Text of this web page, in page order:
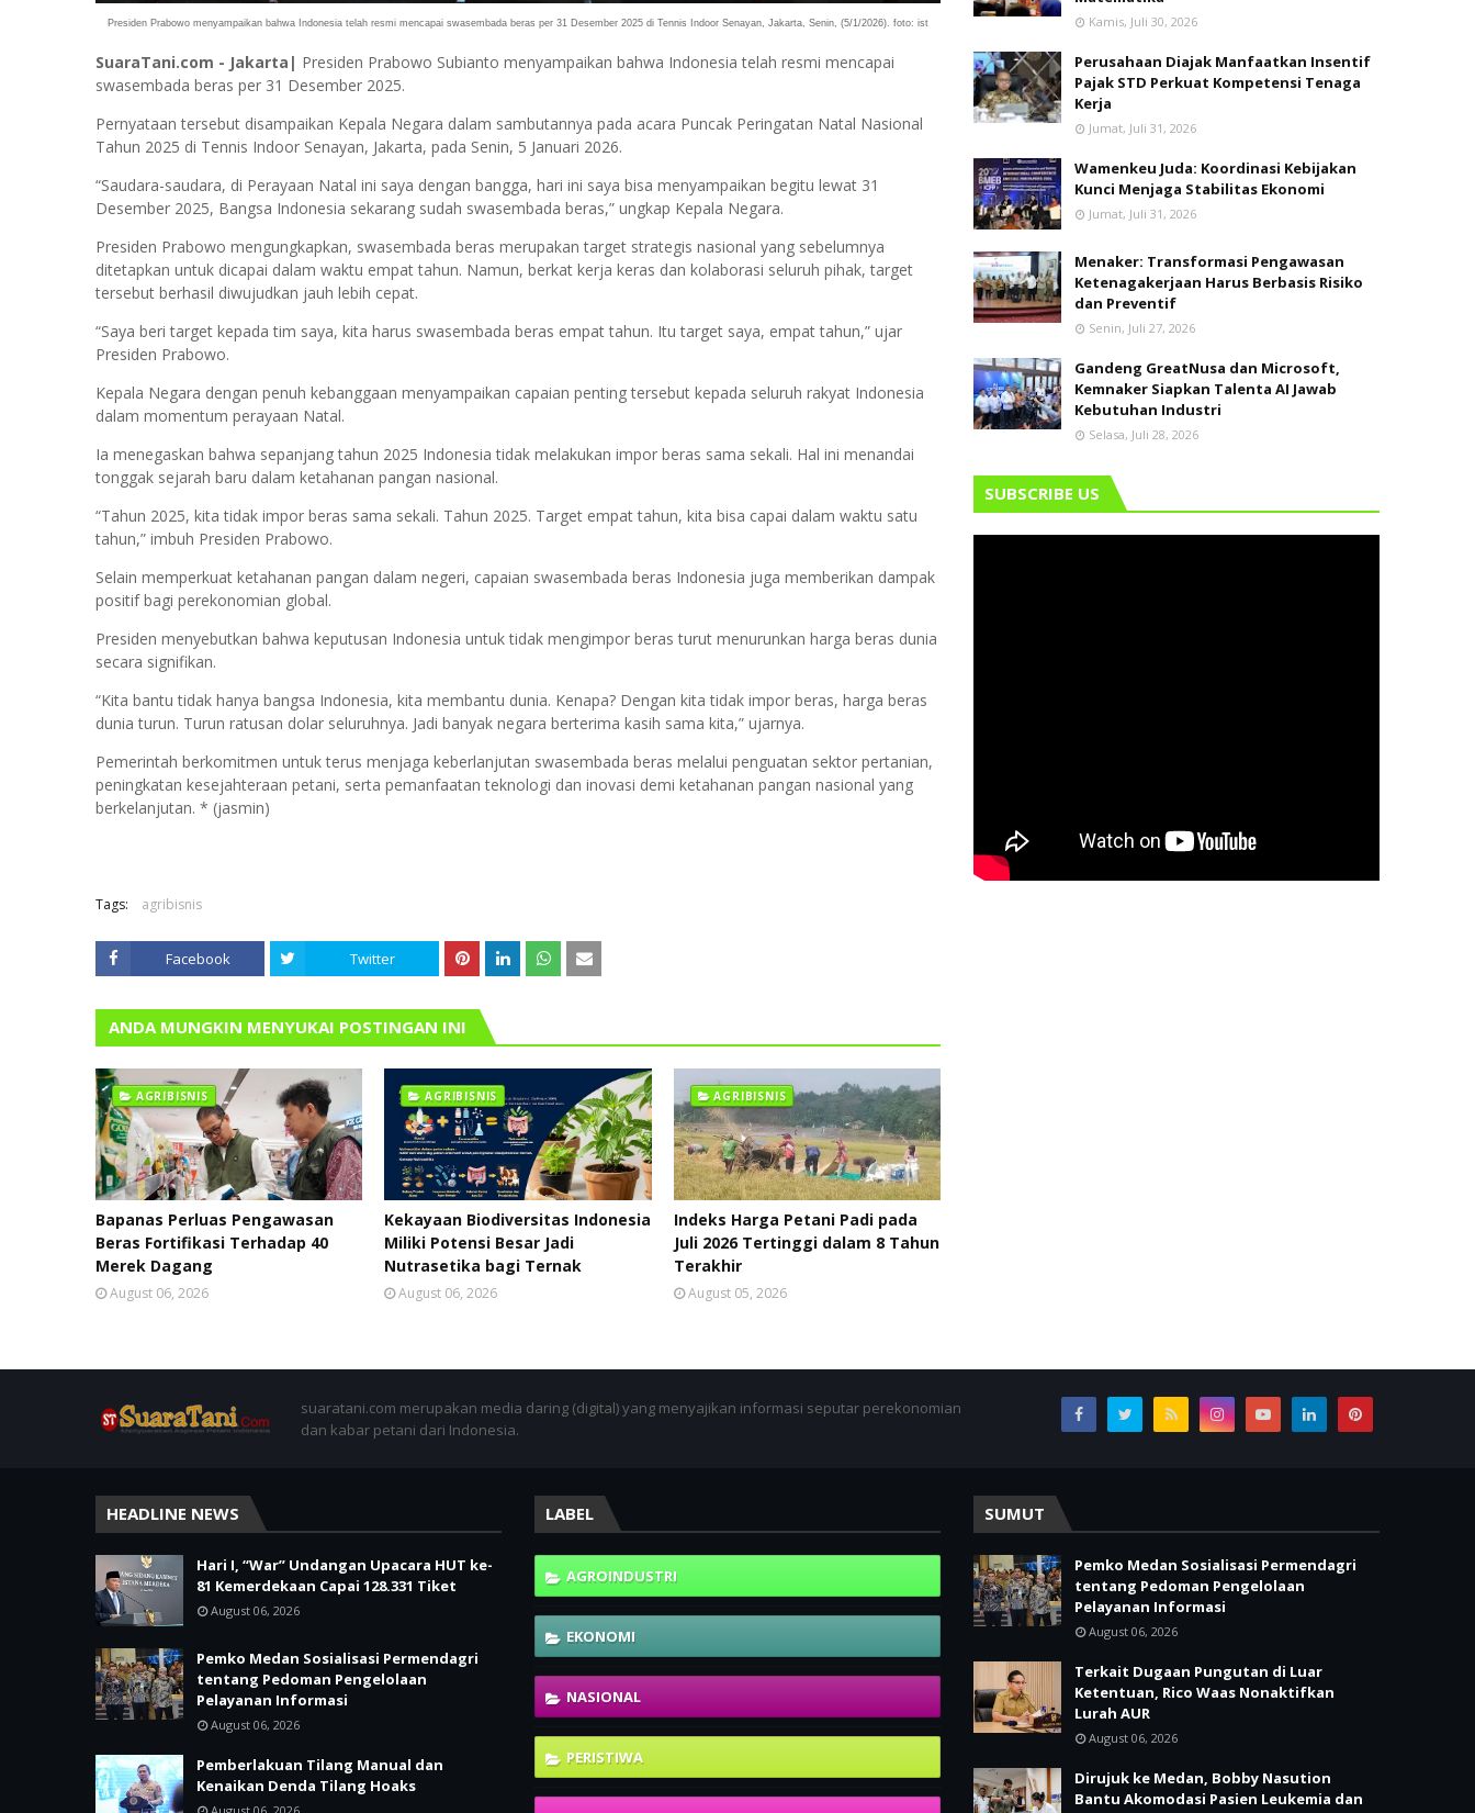
Presiden Prabowo menyampaikan bahwa Indonesia telah resmi mencapai swasembada beras per 31 Desember 2025 di Tennis Indoor Senayan, Jakarta, Senin, (5/1/2026). foto: ist
SuaraTani.com - Jakarta| Presiden Prabowo Subianto menyampaikan bahwa Indonesia telah resmi mencapai
swasembada beras per 31 Desember 2025.
Pernyataan tersebut disampaikan Kepala Negara dalam sambutannya pada acara Puncak Peringatan Natal Nasional
Tahun 2025 di Tennis Indoor Senayan, Jakarta, pada Senin, 5 Januari 2026.
“Saudara-saudara, di Perayaan Natal ini saya dengan bangga, hari ini saya bisa menyampaikan begitu lewat 31
Desember 2025, Bangsa Indonesia sekarang sudah swasembada beras,” ungkap Kepala Negara.
Presiden Prabowo mengungkapkan, swasembada beras merupakan target strategis nasional yang sebelumnya
ditetapkan untuk dicapai dalam waktu empat tahun. Namun, berkat kerja keras dan kolaborasi seluruh pihak, target
tersebut berhasil diwujudkan jauh lebih cepat.
“Saya beri target kepada tim saya, kita harus swasembada beras empat tahun. Itu target saya, empat tahun,” ujar
Presiden Prabowo.
Kepala Negara dengan penuh kebanggaan menyampaikan capaian penting tersebut kepada seluruh rakyat Indonesia
dalam momentum perayaan Natal.
Ia menegaskan bahwa sepanjang tahun 2025 Indonesia tidak melakukan impor beras sama sekali. Hal ini menandai
tonggak sejarah baru dalam ketahanan pangan nasional.
“Tahun 2025, kita tidak impor beras sama sekali. Tahun 2025. Target empat tahun, kita bisa capai dalam waktu satu
tahun,” imbuh Presiden Prabowo.
Selain memperkuat ketahanan pangan dalam negeri, capaian swasembada beras Indonesia juga memberikan dampak
positif bagi perekonomian global.
Presiden menyebutkan bahwa keputusan Indonesia untuk tidak mengimpor beras turut menurunkan harga beras dunia
secara signifikan.
“Kita bantu tidak hanya bangsa Indonesia, kita membantu dunia. Kenapa? Dengan kita tidak impor beras, harga beras
dunia turun. Turun ratusan dolar seluruhnya. Jadi banyak negara berterima kasih sama kita,” ujarnya.
Pemerintah berkomitmen untuk terus menjaga keberlanjutan swasembada beras melalui penguatan sektor pertanian,
peningkatan kesejahteraan petani, serta pemanfaatan teknologi dan inovasi demi ketahanan pangan nasional yang
berkelanjutan. * (jasmin)
Tags: agribisnis
Facebook Twitter
ANDA MUNGKIN MENYUKAI POSTINGAN INI
AGRIBISNIS
Bapanas Perluas Pengawasan
Beras Fortifikasi Terhadap 40
Merek Dagang
August 06, 2026
AGRIBISNIS
Kekayaan Biodiversitas Indonesia
Miliki Potensi Besar Jadi
Nutrasetika bagi Ternak
August 06, 2026
AGRIBISNIS
Indeks Harga Petani Padi pada
Juli 2026 Tertinggi dalam 8 Tahun
Terakhir
August 05, 2026
Kamis, Juli 30, 2026
Perusahaan Diajak Manfaatkan Insentif
Pajak STD Perkuat Kompetensi Tenaga
Kerja
Jumat, Juli 31, 2026
Wamenkeu Juda: Koordinasi Kebijakan
Kunci Menjaga Stabilitas Ekonomi
Jumat, Juli 31, 2026
Menaker: Transformasi Pengawasan
Ketenagakerjaan Harus Berbasis Risiko
dan Preventif
Senin, Juli 27, 2026
Gandeng GreatNusa dan Microsoft,
Kemnaker Siapkan Talenta AI Jawab
Kebutuhan Industri
Selasa, Juli 28, 2026
SUBSCRIBE US
suaratani.com merupakan media daring (digital) yang menyajikan informasi seputar perekonomian
dan kabar petani dari Indonesia.
HEADLINE NEWS
Hari I, “War” Undangan Upacara HUT ke-
81 Kemerdekaan Capai 128.331 Tiket
August 06, 2026
Pemko Medan Sosialisasi Permendagri
tentang Pedoman Pengelolaan
Pelayanan Informasi
August 06, 2026
Pemberlakuan Tilang Manual dan
Kenaikan Denda Tilang Hoaks
LABEL
AGROINDUSTRI
EKONOMI
NASIONAL
PERISTIWA
SUMUT
Pemko Medan Sosialisasi Permendagri
tentang Pedoman Pengelolaan
Pelayanan Informasi
August 06, 2026
Terkait Dugaan Pungutan di Luar
Ketentuan, Rico Waas Nonaktifkan
Lurah AUR
August 06, 2026
Dirujuk ke Medan, Bobby Nasution
Bantu Akomodasi Pasien Leukemia dan